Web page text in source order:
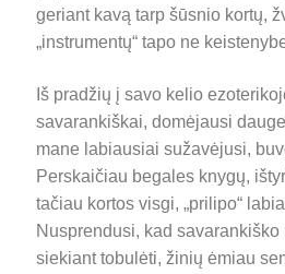
geriant kavą tarp šūsnio kortų,
„instrumentų“ tapo ne
Iš pradžių į savo kelio
savarankiškai, domėjausi
mane labiausiai sužavėjusi,
Perskaičiau begales knygų,
tačiau kortos visgi, „prilipo“
Nusprendusi, kad
siekiant tobulėti, žinių ėmiau